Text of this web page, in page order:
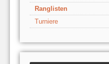
Ranglisten
Turniere